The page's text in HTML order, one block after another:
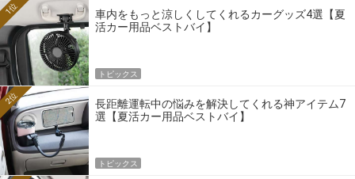
車内をもっと涼しくしてくれるカーグッズ4選【夏
活カー用品ベストバイ】
1位
トピックス
長距離運転中の悩みを解決してくれる神アイテム7
選【夏活カー用品ベストバイ】
2位
トピックス